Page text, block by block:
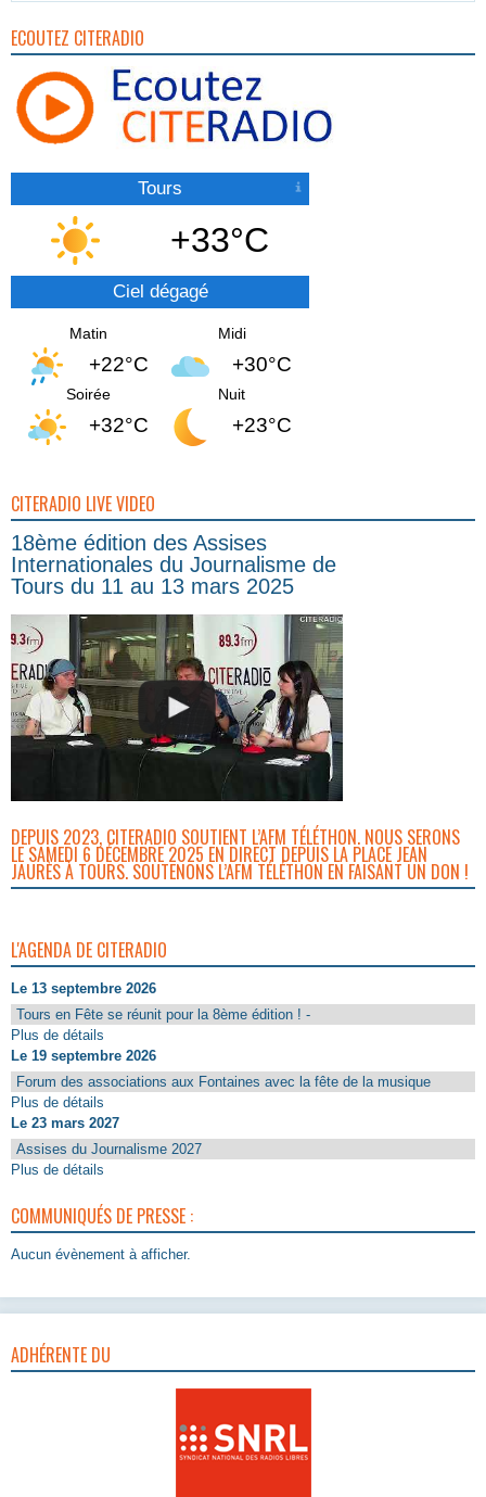
ECOUTEZ CITERADIO
Tours
+33°C
Ciel dégagé
Matin
+22°C
Midi
+30°C
Soirée
+32°C
Nuit
+23°C
CITERADIO LIVE VIDEO
18ème édition des Assises
Internationales du Journalisme de
Tours du 11 au 13 mars 2025
DEPUIS 2023, CITERADIO SOUTIENT L’AFM TÉLÉTHON. NOUS SERONS
LE SAMEDI 6 DÉCEMBRE 2025 EN DIRECT DEPUIS LA PLACE JEAN
JAURÈS À TOURS. SOUTENONS L’AFM TÉLÉTHON EN FAISANT UN DON !
L'AGENDA DE CITERADIO
Le 13 septembre 2026
Tours en Fête se réunit pour la 8ème édition ! -
Plus de détails
Le 19 septembre 2026
Forum des associations aux Fontaines avec la fête de la musique
Plus de détails
Le 23 mars 2027
Assises du Journalisme 2027
Plus de détails
COMMUNIQUÉS DE PRESSE :
Aucun évènement à afficher.
ADHÉRENTE DU